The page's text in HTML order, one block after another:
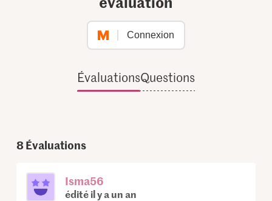
Connexion
ÉvaluationsQuestions
8Évaluations
Isma56
édité il y a un an